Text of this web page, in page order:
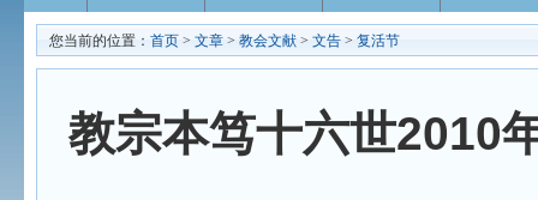
您当前的位置： 首页 > 文章 > 教会文献 > 文告 > 复活节
教宗本笃十六世2010